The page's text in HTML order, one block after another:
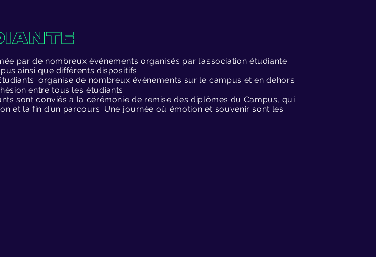
par de nombreux événements organisés par l’association étudiante
ainsi que différents dispositifs:
organise de nombreux événements sur le campus et en dehors
entre tous les étudiants
sont conviés à la cérémonie de remise des diplômes du Campus, qui
et la fin d’un parcours. Une journée où émotion et souvenir sont les